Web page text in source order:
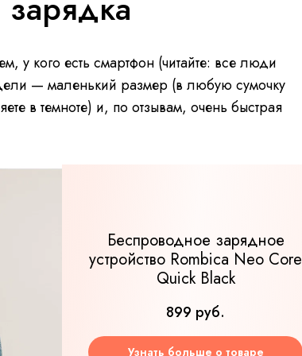
у кого есть смартфон (читайте: все люди
— маленький размер (в любую сумочку
в темноте) и, по отзывам, очень быстрая
Беспроводное зарядное
устройство Rombica Neo Core
Quick Black
899 руб.
Узнать больше о товаре